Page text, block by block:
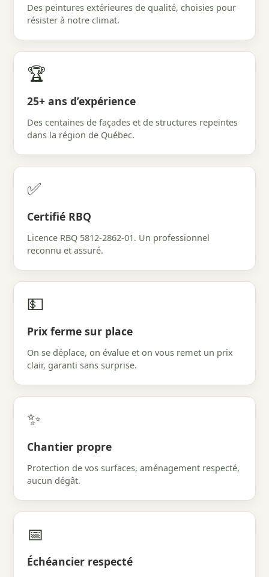
Des peintures extérieures de qualité, choisies pour
résister à notre climat.
🏆
25+ ans d’expérience
Des centaines de façades et de structures repeintes
dans la région de Québec.
✅
Certifié RBQ
Licence RBQ 5812-2862-01. Un professionnel
reconnu et assuré.
💵
Prix ferme sur place
On se déplace, on évalue et on vous remet un prix
clair, garanti sans surprise.
✨
Chantier propre
Protection de vos surfaces, aménagement respecté,
aucun dégât.
📅
Échéancier respecté